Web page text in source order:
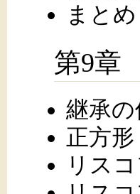
まとめ
第9章
継承
正方
リス